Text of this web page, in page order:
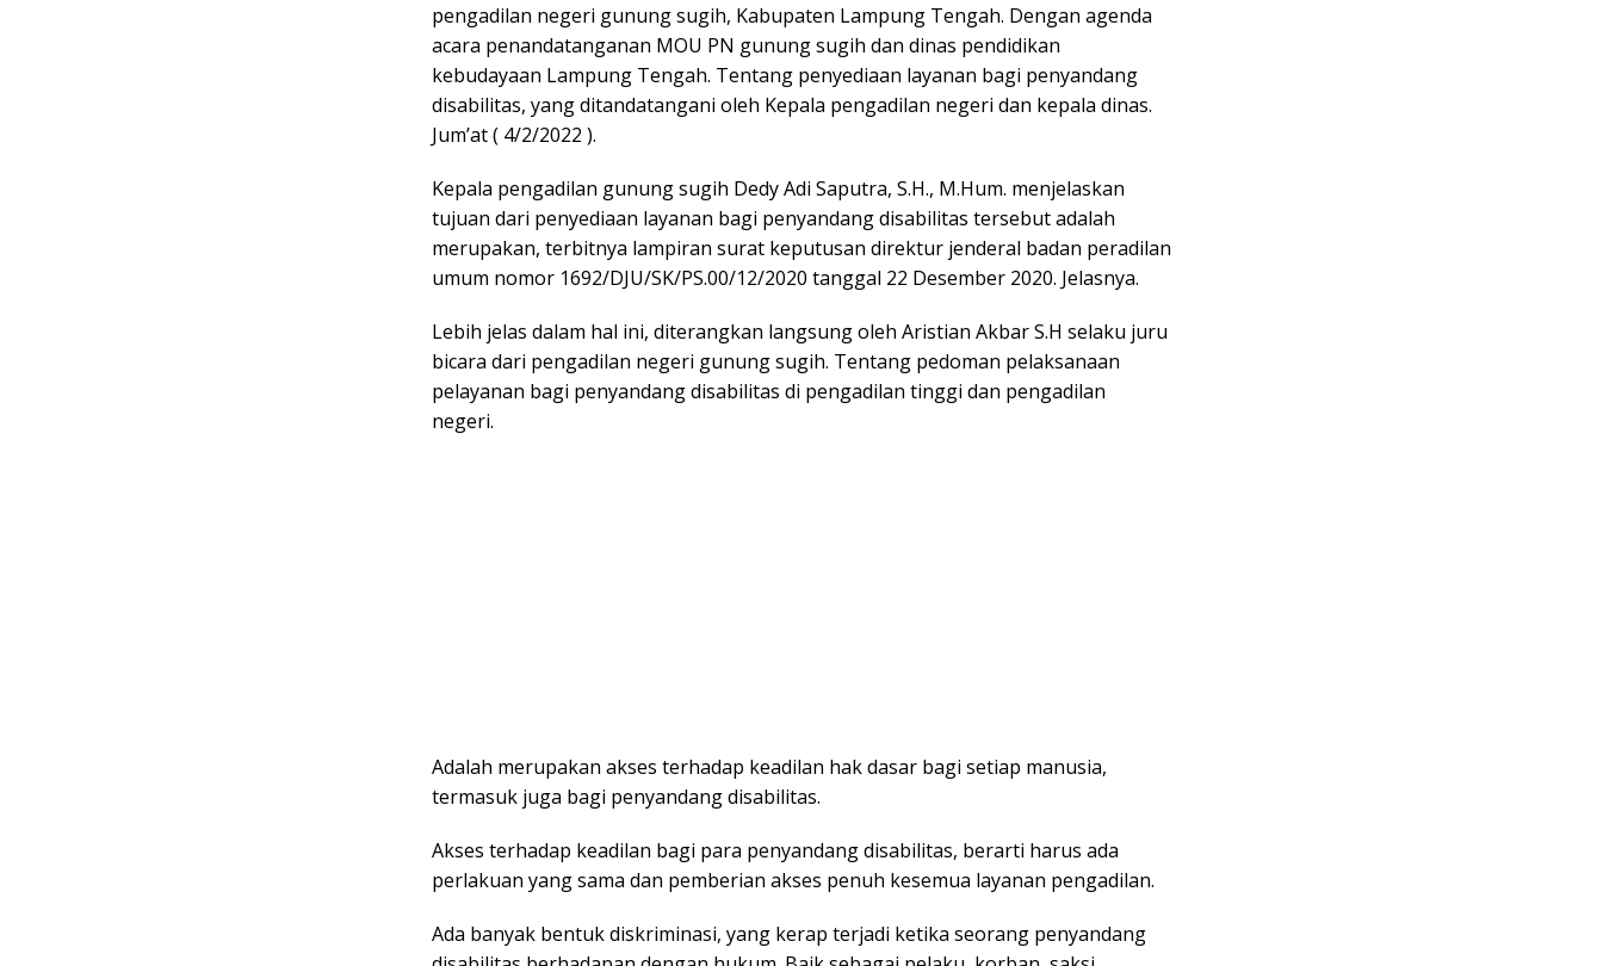
pengadilan negeri gunung sugih, Kabupaten Lampung Tengah. Dengan agenda
acara penandatanganan MOU PN gunung sugih dan dinas pendidikan
kebudayaan Lampung Tengah. Tentang penyediaan layanan bagi penyandang
disabilitas, yang ditandatangani oleh Kepala pengadilan negeri dan kepala dinas.
Jum’at ( 4/2/2022 ).
Kepala pengadilan gunung sugih Dedy Adi Saputra, S.H., M.Hum. menjelaskan
tujuan dari penyediaan layanan bagi penyandang disabilitas tersebut adalah
merupakan, terbitnya lampiran surat keputusan direktur jenderal badan peradilan
umum nomor 1692/DJU/SK/PS.00/12/2020 tanggal 22 Desember 2020. Jelasnya.
Lebih jelas dalam hal ini, diterangkan langsung oleh Aristian Akbar S.H selaku juru
bicara dari pengadilan negeri gunung sugih. Tentang pedoman pelaksanaan
pelayanan bagi penyandang disabilitas di pengadilan tinggi dan pengadilan
negeri.
Adalah merupakan akses terhadap keadilan hak dasar bagi setiap manusia,
termasuk juga bagi penyandang disabilitas.
Akses terhadap keadilan bagi para penyandang disabilitas, berarti harus ada
perlakuan yang sama dan pemberian akses penuh kesemua layanan pengadilan.
Ada banyak bentuk diskriminasi, yang kerap terjadi ketika seorang penyandang